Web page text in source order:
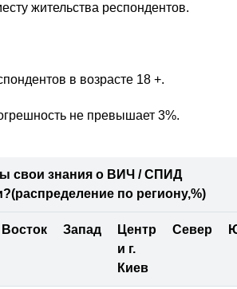
жительства респондентов.
в возрасте 18 +.
не превышает 3%.
свои знания о ВИЧ / СПИД
(распределение по региону,%)
Восток Запад
Центр
и г.
Киев
Север